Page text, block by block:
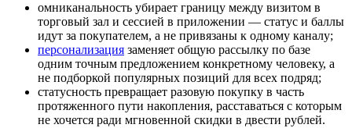
омниканальность убирает границу между визитом в
торговый зал и сессией в приложении — статус и баллы
идут за покупателем, а не привязаны к одному каналу;
персонализация заменяет общую рассылку по базе
одним точным предложением конкретному человеку, а
не подборкой популярных позиций для всех подряд;
статусность превращает разовую покупку в часть
протяженного пути накопления, расставаться с которым
не хочется ради мгновенной скидки в двести рублей.